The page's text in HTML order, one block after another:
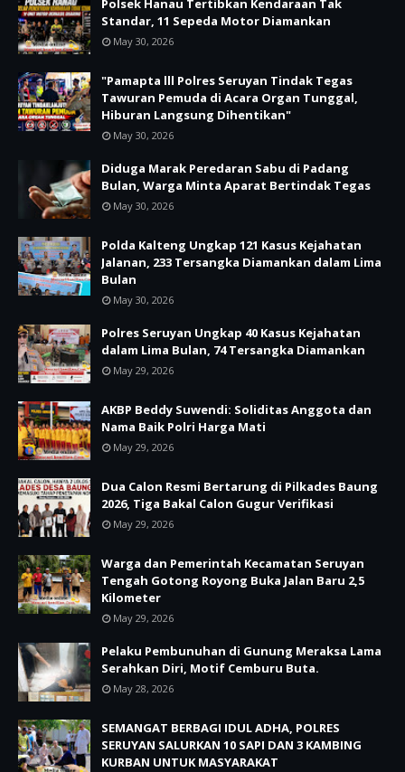
Polsek Hanau Tertibkan Kendaraan Tak
Standar, 11 Sepeda Motor Diamankan
May 30, 2026
"Pamapta lll Polres Seruyan Tindak Tegas
Tawuran Pemuda di Acara Organ Tunggal,
Hiburan Langsung Dihentikan"
May 30, 2026
Diduga Marak Peredaran Sabu di Padang
Bulan, Warga Minta Aparat Bertindak Tegas
May 30, 2026
Polda Kalteng Ungkap 121 Kasus Kejahatan
Jalanan, 233 Tersangka Diamankan dalam Lima
Bulan
May 30, 2026
Polres Seruyan Ungkap 40 Kasus Kejahatan
dalam Lima Bulan, 74 Tersangka Diamankan
May 29, 2026
AKBP Beddy Suwendi: Soliditas Anggota dan
Nama Baik Polri Harga Mati
May 29, 2026
Dua Calon Resmi Bertarung di Pilkades Baung
2026, Tiga Bakal Calon Gugur Verifikasi
May 29, 2026
Warga dan Pemerintah Kecamatan Seruyan
Tengah Gotong Royong Buka Jalan Baru 2,5
Kilometer
May 29, 2026
Pelaku Pembunuhan di Gunung Meraksa Lama
Serahkan Diri, Motif Cemburu Buta.
May 28, 2026
SEMANGAT BERBAGI IDUL ADHA, POLRES
SERUYAN SALURKAN 10 SAPI DAN 3 KAMBING
KURBAN UNTUK MASYARAKAT